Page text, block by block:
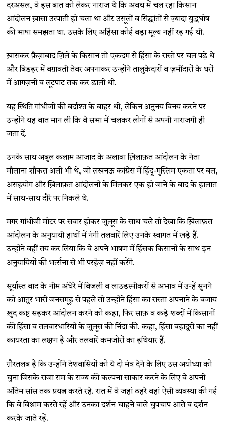
दरअसल, वे इस बात को लेकर नाराज़ थे कि अवध में चल रहा किसान
आंदोलन ख़ासा उत्पाती हो चला था और उसूलों व सिद्धांतों से ज़्यादा युद्धघोष
की भाषा समझता था. उसके लिए अहिंसा कोई बड़ा मूल्य नहीं रह गई थी.
ख़ासकर फ़ैज़ाबाद ज़िले के किसान तो एकदम से हिंसा के रास्ते पर चल पड़े थे
और बिडहर में बग़ावती तेवर अपनाकर उन्होंने तालुकेदारों व ज़मींदारों के घरों
में आगज़नी व लूटपाट तक कर डाली थी.
यह स्थिति गांधीजी की बर्दाश्त के बाहर थी, लेकिन अनुनय विनय करने पर
उन्होंने यह बात मान ली कि वे सभा में चलकर लोगों से अपनी नाराज़गी ही
जता दें.
उनके साथ अबुल कलाम आज़ाद के अलावा ख़िलाफ़त आंदोलन के नेता
मौलाना शौकत अली भी थे, जो लखनऊ कांग्रेस में हिंदू-मुस्लिम एकता पर बल,
असहयोग और ख़िलाफ़त आंदोलनों के मिलकर एक हो जाने के बाद के हालात
में साथ-साथ दौरे पर निकले थे.
मगर गांधीजी मोटर पर सवार होकर जुलूस के साथ चले तो देखा कि ख़िलाफ़त
आंदोलन के अनुयायी हाथों में नंगी तलवारें लिए उनके स्वागत में खड़े हैं.
उन्होंने वहीं तय कर लिया कि वे अपने भाषण में हिंसक किसानों के साथ इन
अनुयायियों की भर्त्सना से भी परहेज़ नहीं करेंगे.
सूर्यास्त बाद के नीम अंधेरे में बिजली व लाउडस्पीकरों से अभाव में उन्हें सुनने
को आतुर भारी जनसमूह से पहले तो उन्होंने हिंसा का रास्ता अपनाने के बजाय
ख़ुद कष्ट सहकर आंदोलन करने को कहा, फिर साफ़ व कड़े शब्दों में किसानों
की हिंसा व तलवारधारियों के जुलूस की निंदा की. कहा, हिंसा बहादुरी का नहीं
कायरता का लक्षण है और तलवारें कमज़ोरों का हथियार हैं.
ग़ौरतलब है कि उन्होंने देशवासियों को ये दो मंत्र देने के लिए उस अयोध्या को
चुना जिसके राजा राम के राज्य की कल्पना साकार करने के लिए वे अपनी
अंतिम सांस तक प्रयत्न करते रहे. रात में वे जहां ठहरे वहां ऐसी व्यवस्था की गई
कि वे विश्राम करते रहें और उनका दर्शन चाहने वाले चुपचाप आते व दर्शन
करके जाते रहें.